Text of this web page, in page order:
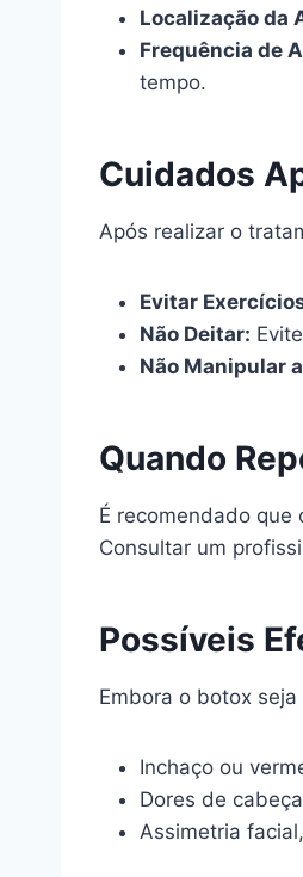
Localização da
Frequência de
tempo.
Cuidados
Após realizar o
Evitar
Não Deitar:
Não Manipular
Quando
É recomendado
Consultar um
Possíveis
Embora o botox
Inchaço ou
Dores de
Assimetria